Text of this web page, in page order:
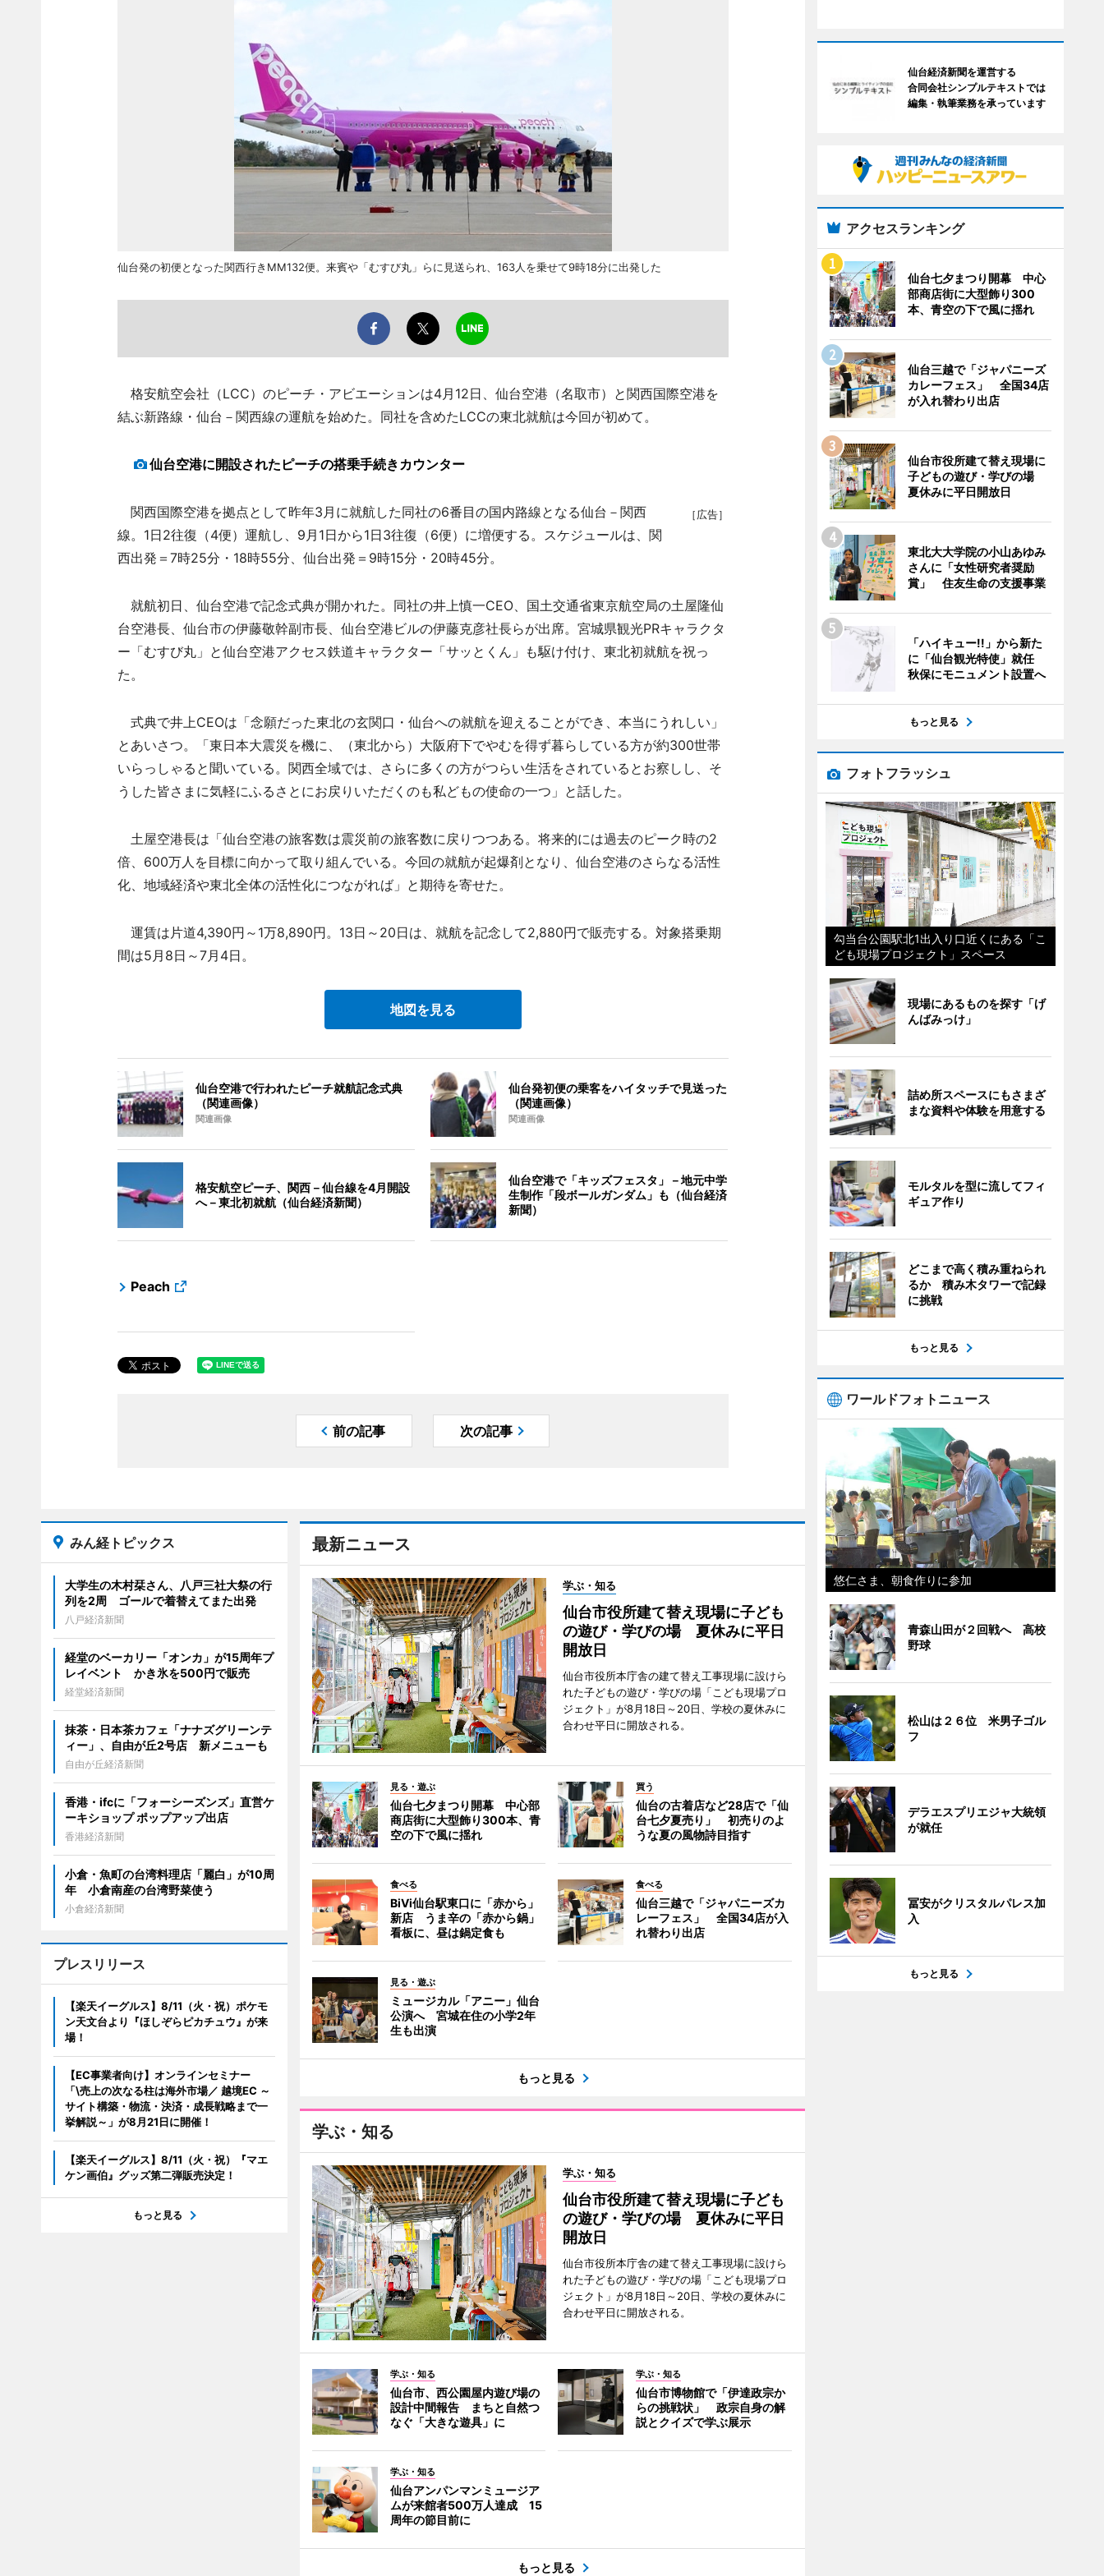
仙台発の初便となった関西行きMM132便。来賓や「むすび丸」らに見送られ、163人を乗せて9時18分に出発した
格安航空会社（LCC）のピーチ・アビエーションは4月12日、仙台空港（名取市）と関西国際空港を
結ぶ新路線・仙台－関西線の運航を始めた。同社を含めたLCCの東北就航は今回が初めて。
仙台空港に開設されたピーチの搭乗手続きカウンター
［広告］
関西国際空港を拠点として昨年3月に就航した同社の6番目の国内路線となる仙台－関西
線。1日2往復（4便）運航し、9月1日から1日3往復（6便）に増便する。スケジュールは、関
西出発＝7時25分・18時55分、仙台出発＝9時15分・20時45分。
就航初日、仙台空港で記念式典が開かれた。同社の井上慎一CEO、国土交通省東京航空局の土屋隆仙
台空港長、仙台市の伊藤敬幹副市長、仙台空港ビルの伊藤克彦社長らが出席。宮城県観光PRキャラクタ
ー「むすび丸」と仙台空港アクセス鉄道キャラクター「サッとくん」も駆け付け、東北初就航を祝っ
た。
式典で井上CEOは「念願だった東北の玄関口・仙台への就航を迎えることができ、本当にうれしい」
とあいさつ。「東日本大震災を機に、（東北から）大阪府下でやむを得ず暮らしている方が約300世帯
いらっしゃると聞いている。関西全域では、さらに多くの方がつらい生活をされているとお察しし、そ
うした皆さまに気軽にふるさとにお戻りいただくのも私どもの使命の一つ」と話した。
土屋空港長は「仙台空港の旅客数は震災前の旅客数に戻りつつある。将来的には過去のピーク時の2
倍、600万人を目標に向かって取り組んでいる。今回の就航が起爆剤となり、仙台空港のさらなる活性
化、地域経済や東北全体の活性化につながれば」と期待を寄せた。
運賃は片道4,390円～1万8,890円。13日～20日は、就航を記念して2,880円で販売する。対象搭乗期
間は5月8日～7月4日。
地図を見る
仙台空港で行われたピーチ就航記念式典
（関連画像）
関連画像
仙台発初便の乗客をハイタッチで見送った
（関連画像）
関連画像
格安航空ピーチ、関西－仙台線を4月開設
へ－東北初就航（仙台経済新聞）
仙台空港で「キッズフェスタ」－地元中学
生制作「段ボールガンダム」も（仙台経済
新聞）
Peach
前の記事 次の記事
最新ニュース
学ぶ・知る
仙台市役所建て替え現場に子ども
の遊び・学びの場 夏休みに平日
開放日
仙台市役所本庁舎の建て替え工事現場に設けら
れた子どもの遊び・学びの場「こども現場プロ
ジェクト」が8月18日～20日、学校の夏休みに
合わせ平日に開放される。
見る・遊ぶ
仙台七夕まつり開幕 中心部
商店街に大型飾り300本、青
空の下で風に揺れ
買う
仙台の古着店など28店で「仙
台七夕夏売り」 初売りのよ
うな夏の風物詩目指す
食べる
BiVi仙台駅東口に「赤から」
新店 うま辛の「赤から鍋」
看板に、昼は鍋定食も
食べる
仙台三越で「ジャパニーズカ
レーフェス」 全国34店が入
れ替わり出店
見る・遊ぶ
ミュージカル「アニー」仙台
公演へ 宮城在住の小学2年
生も出演
もっと見る
学ぶ・知る
学ぶ・知る
仙台市役所建て替え現場に子ども
の遊び・学びの場 夏休みに平日
開放日
仙台市役所本庁舎の建て替え工事現場に設けら
れた子どもの遊び・学びの場「こども現場プロ
ジェクト」が8月18日～20日、学校の夏休みに
合わせ平日に開放される。
学ぶ・知る
仙台市、西公園屋内遊び場の
設計中間報告 まちと自然つ
なぐ「大きな遊具」に
学ぶ・知る
仙台市博物館で「伊達政宗か
らの挑戦状」 政宗自身の解
説とクイズで学ぶ展示
学ぶ・知る
仙台アンパンマンミュージア
ムが来館者500万人達成 15
周年の節目前に
もっと見る
みん経トピックス
大学生の木村栞さん、八戸三社大祭の行
列を2周 ゴールで着替えてまた出発
八戸経済新聞
経堂のベーカリー「オンカ」が15周年プ
レイベント かき氷を500円で販売
経堂経済新聞
抹茶・日本茶カフェ「ナナズグリーンテ
ィー」、自由が丘2号店 新メニューも
自由が丘経済新聞
香港・ifcに「フォーシーズンズ」直営ケ
ーキショップ ポップアップ出店
香港経済新聞
小倉・魚町の台湾料理店「麗白」が10周
年 小倉南産の台湾野菜使う
小倉経済新聞
プレスリリース
【楽天イーグルス】8/11（火・祝）ポケモ
ン天文台より『ほしぞらピカチュウ』が来
場！
【EC事業者向け】オンラインセミナー
「\売上の次なる柱は海外市場／ 越境EC ～
サイト構築・物流・決済・成長戦略まで一
挙解説～」が8月21日に開催！
【楽天イーグルス】8/11（火・祝）『マエ
ケン画伯』グッズ第二弾販売決定！
もっと見る
仙台経済新聞を運営する
合同会社シンプルテキストでは
編集・執筆業務を承っています
アクセスランキング
仙台七夕まつり開幕 中心
部商店街に大型飾り300
本、青空の下で風に揺れ
仙台三越で「ジャパニーズ
カレーフェス」 全国34店
が入れ替わり出店
仙台市役所建て替え現場に
子どもの遊び・学びの場
夏休みに平日開放日
東北大大学院の小山あゆみ
さんに「女性研究者奨励
賞」 住友生命の支援事業
「ハイキュー!!」から新た
に「仙台観光特使」就任
秋保にモニュメント設置へ
もっと見る
フォトフラッシュ
勾当台公園駅北1出入り口近くにある「こ
ども現場プロジェクト」スペース
現場にあるものを探す「げ
んばみっけ」
詰め所スペースにもさまざ
まな資料や体験を用意する
モルタルを型に流してフィ
ギュア作り
どこまで高く積み重ねられ
るか 積み木タワーで記録
に挑戦
もっと見る
ワールドフォトニュース
悠仁さま、朝食作りに参加
青森山田が２回戦へ 高校
野球
松山は２６位 米男子ゴル
フ
デラエスプリエジャ大統領
が就任
冨安がクリスタルパレス加
入
もっと見る